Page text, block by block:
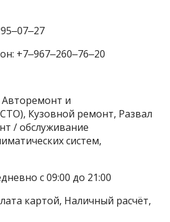
+7‒967‒260‒76‒20
Авторемонт и
Кузовной ремонт, Развал
/ обслуживание
систем,
с 09:00 до 21:00
картой, Наличный расчёт,